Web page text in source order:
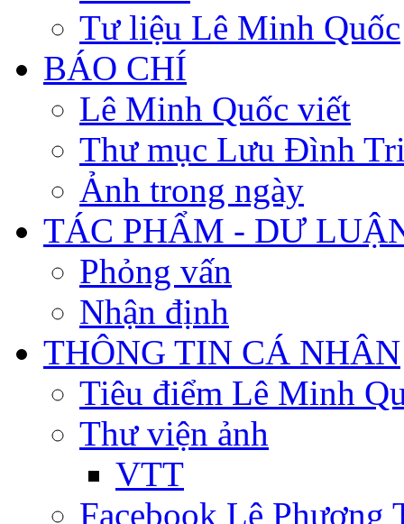
Tư liệu Lê Minh Quốc
BÁO CHÍ
Lê Minh Quốc viết
Thư mục Lưu Đình
Ảnh trong ngày
TÁC PHẨM - DƯ
Phỏng vấn
Nhận định
THÔNG TIN CÁ NHÂN
Tiêu điểm Lê Minh
Thư viện ảnh
VTT
Facebook Lê Phương